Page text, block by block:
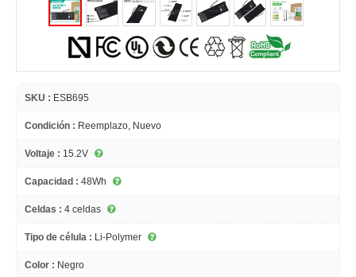
SKU : ESB695
Condición : Reemplazo, Nuevo
Voltaje : 15.2V
Capacidad : 48Wh
Celdas : 4 celdas
Tipo de célula : Li-Polymer
Color : Negro